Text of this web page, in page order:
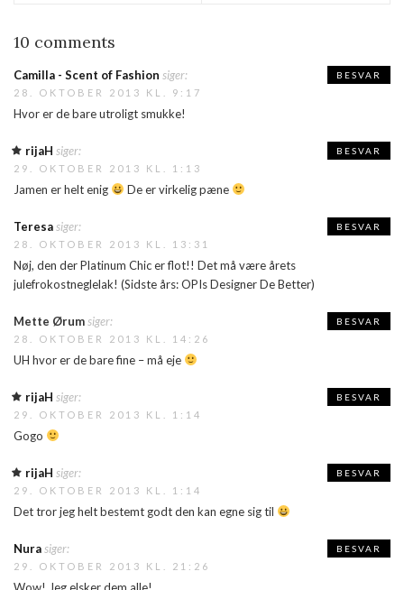
10 comments
Camilla - Scent of Fashion siger:
28. OKTOBER 2013 KL. 9:17
Hvor er de bare utroligt smukke!
BESVAR
rijaH siger:
29. OKTOBER 2013 KL. 1:13
Jamen er helt enig De er virkelig pæne
BESVAR
Teresasiger:
28. OKTOBER 2013 KL. 13:31
Nøj, den der Platinum Chic er flot!! Det må være årets
julefrokostneglelak! (Sidste års: OPIs Designer De Better)
BESVAR
Mette Ørumsiger:
28. OKTOBER 2013 KL. 14:26
UH hvor er de bare fine – må eje
BESVAR
rijaH siger:
29. OKTOBER 2013 KL. 1:14
Gogo
BESVAR
rijaH siger:
29. OKTOBER 2013 KL. 1:14
Det tror jeg helt bestemt godt den kan egne sig til
BESVAR
Nurasiger:
29. OKTOBER 2013 KL. 21:26
BESVAR